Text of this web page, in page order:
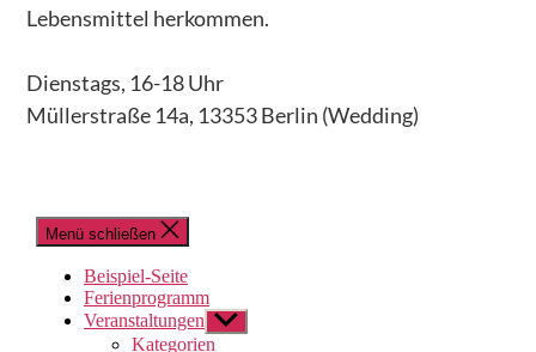
MITGESTALTEN
Zeitspenden
Geldspenden
Mitgliedschaft
DOWNLOADS
Lebensmittel herkommen.
Dienstags, 16-18 Uhr
Müllerstraße 14a, 13353 Berlin (Wedding)